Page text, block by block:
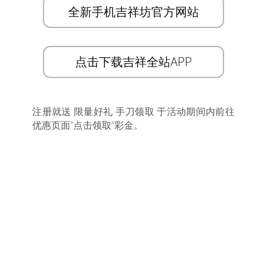
全新手机吉祥坊官方网站
点击下载吉祥全站APP
注册就送 限量好礼 手刀领取 于活动期间内前往
优惠页面”点击领取”彩金。